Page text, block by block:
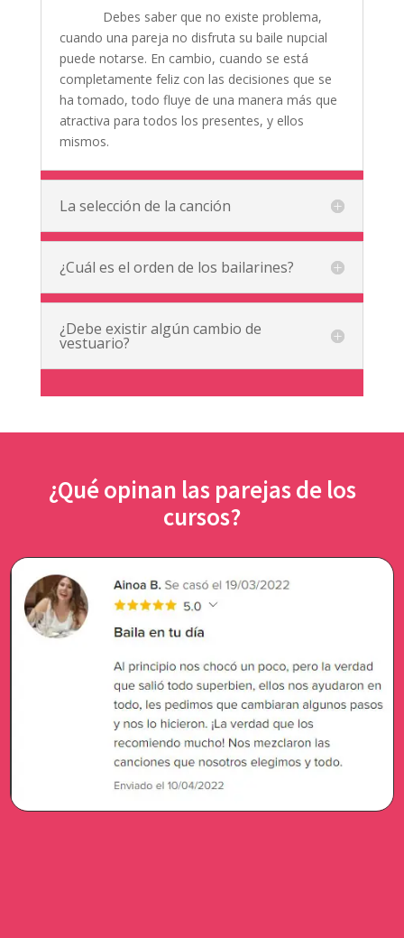
Debes saber que no existe problema,
cuando una pareja no disfruta su baile nupcial
puede notarse. En cambio, cuando se está
completamente feliz con las decisiones que se
ha tomado, todo fluye de una manera más que
atractiva para todos los presentes, y ellos
mismos.
La selección de la canción
¿Cuál es el orden de los bailarines?
¿Debe existir algún cambio de
vestuario?
¿Qué opinan las parejas de los
cursos?